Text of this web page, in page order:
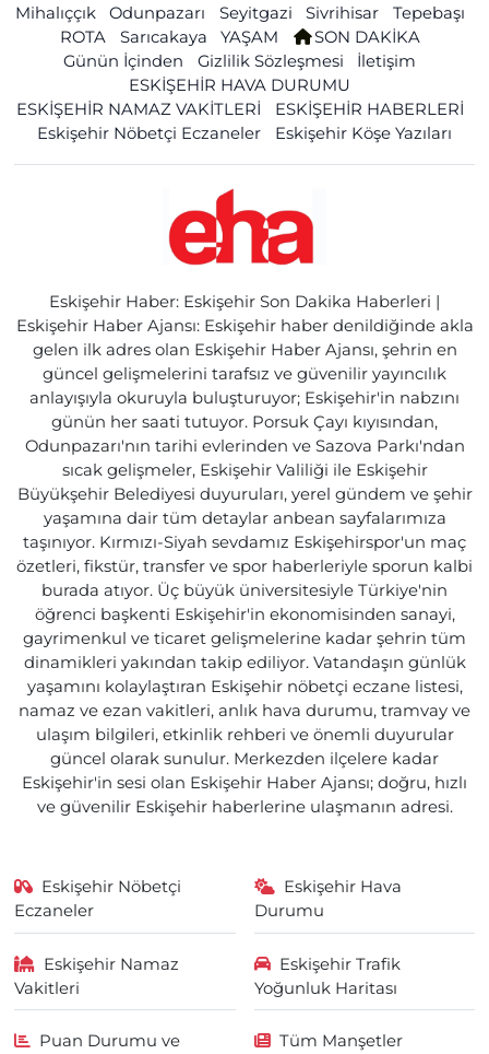
Mihalıççık
Odunpazarı Seyitgazi Sivrihisar
Tepebaşı
ROTA
Sarıcakaya YAŞAM
SON DAKİKA
Günün İçinden
Gizlilik Sözleşmesi
İletişim
ESKİŞEHİR HAVA DURUMU
ESKİŞEHİR NAMAZ VAKİTLERİ
ESKİŞEHİR HABERLERİ
Eskişehir Nöbetçi Eczaneler
Eskişehir Köşe Yazıları
Eskişehir Haber: Eskişehir Son Dakika Haberleri |
Eskişehir Haber Ajansı: Eskişehir haber denildiğinde akla
gelen ilk adres olan Eskişehir Haber Ajansı, şehrin en
güncel gelişmelerini tarafsız ve güvenilir yayıncılık
anlayışıyla okuruyla buluşturuyor; Eskişehir'in nabzını
günün her saati tutuyor. Porsuk Çayı kıyısından,
Odunpazarı'nın tarihi evlerinden ve Sazova Parkı'ndan
sıcak gelişmeler, Eskişehir Valiliği ile Eskişehir
Büyükşehir Belediyesi duyuruları, yerel gündem ve şehir
yaşamına dair tüm detaylar anbean sayfalarımıza
taşınıyor. Kırmızı-Siyah sevdamız Eskişehirspor'un maç
özetleri, fikstür, transfer ve spor haberleriyle sporun kalbi
burada atıyor. Üç büyük üniversitesiyle Türkiye'nin
öğrenci başkenti Eskişehir'in ekonomisinden sanayi,
gayrimenkul ve ticaret gelişmelerine kadar şehrin tüm
dinamikleri yakından takip ediliyor. Vatandaşın günlük
yaşamını kolaylaştıran Eskişehir nöbetçi eczane listesi,
namaz ve ezan vakitleri, anlık hava durumu, tramvay ve
ulaşım bilgileri, etkinlik rehberi ve önemli duyurular
güncel olarak sunulur. Merkezden ilçelere kadar
Eskişehir'in sesi olan Eskişehir Haber Ajansı; doğru, hızlı
ve güvenilir Eskişehir haberlerine ulaşmanın adresi.
Eskişehir Nöbetçi
Eczaneler
Eskişehir Hava
Durumu
Eskişehir Namaz
Vakitleri
Eskişehir Trafik
Yoğunluk Haritası
Puan Durumu ve
Tüm Manşetler